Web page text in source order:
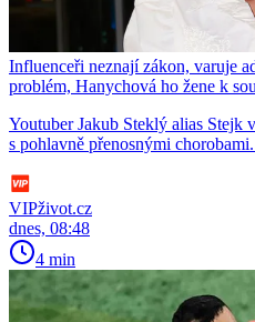
Influenceři neznají zákon, varuje
problém, Hanychová ho žene k
Youtuber Jakub Steklý alias Stejk
s pohlavně přenosnými
VIPživot.cz
dnes, 08:48
4 min